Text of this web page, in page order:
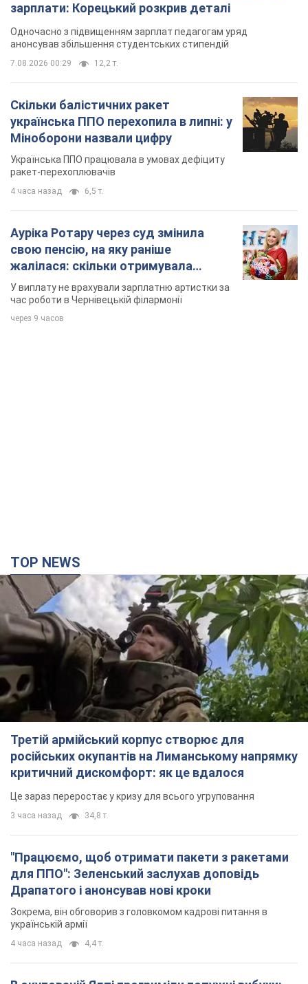
зарплати: Корецький розкрив деталі
Одночасно з підвищенням зарплат педагогам уряд
анонсував збільшення студентських стипендій
7.08.2026 00:29 12,2 т.
Скільки балістичних ракет
українська ППО перехопила в липні: у
Міноборони назвали цифру
Українська ППО працювала в умовах дефіциту
ракет-перехоплювачів
4 часа назад 6,5 т.
Ауріка Ротару через суд змінила
свою пенсію, на яку раніше
жалілася: скільки отримувала
співачка
У виплату не врахували зарплатню артистки за
час роботи в Чернівецькій філармонії
через 9 часов
TOP NEWS
Третій армійський корпус створює для
російських окупантів на Лиманському напрямку
критичний дискомфорт: як це вдалося
Це зараз переростає у кризу для всього угруповання
3 часа назад 34,8 т.
"Працюємо, щоб отримати пакети з ракетами
для ППО": Зеленський заслухав доповідь
Драпатого і анонсував нові кроки
Зокрема, він обговорив з головкомом кадрові питання в
українській армії
4 часа назад 4,4 т.